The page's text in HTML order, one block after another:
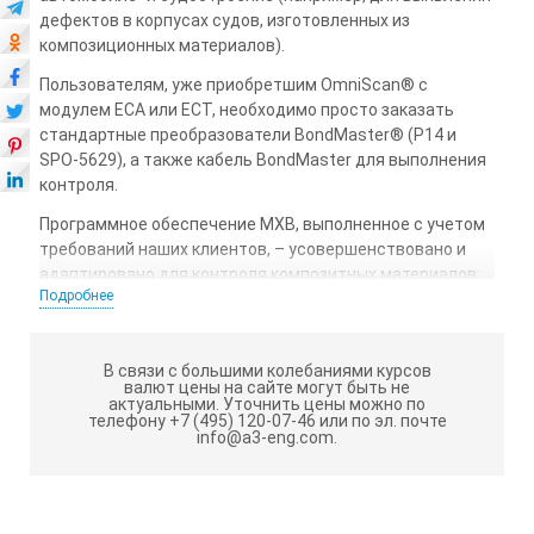
дефектов в корпусах судов, изготовленных из
композици­онных материалов).
Пользователям, уже приобретшим OmniScan® с
модулем ECA или ECT, необходимо просто заказать
стандартные преобразователи BondMaster® (P14 и
SPO-5629), а также кабель BondMaster для выполнения
контроля.
Программное обеспечение MXB, выполненное с учетом
требований наших клиентов, – усовершенствовано и
адаптировано для контроля композитных материалов;
новые функции ПО (такие как: мастер настройки и
Система кодировки: любой двухосевой сканер
(кодировщик) может быть использован для контроля
качества изделия. Olympus предлагает два варианта:
сканер GLIDER™, использующийся для контроля плоских
Подробнее
В связи с большими колебаниями курсов
валют цены на сайте могут быть не
актуальными. Уточнить цены можно по
телефону +7 (495) 120-07-46 или по эл. почте
info@a3-eng.com.